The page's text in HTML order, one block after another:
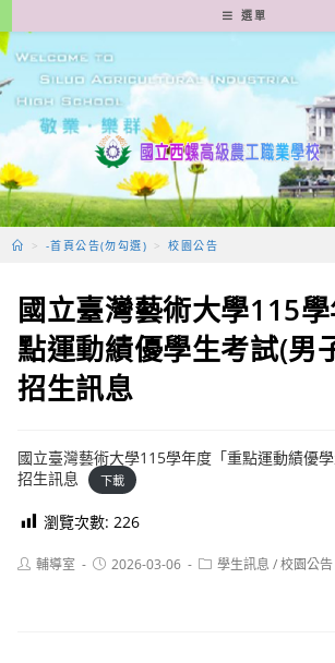
轉
至
要
容
選單
> -首頁公告(勿勾選) > 校園公告
國立臺灣藝術大學115
點運動績優學生考試(男
招生訊息
國立臺灣藝術大學115學年度「重點運動績優學
招生訊息
下載
瀏覽次數: 226
Post輔導室
Post2026-03-06
Post學生訊息 /校園公告